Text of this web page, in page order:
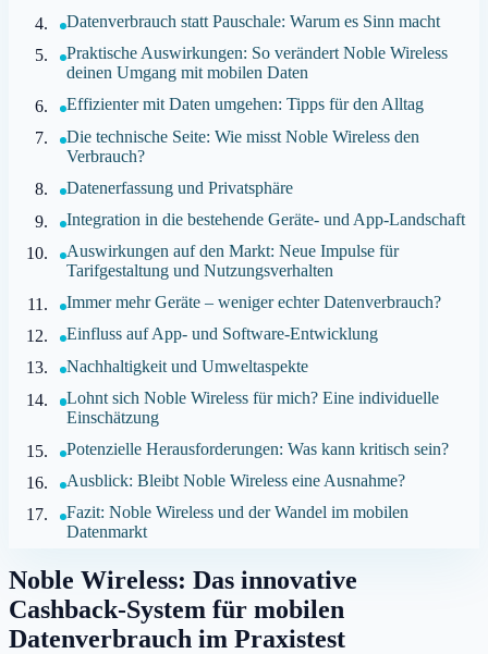
Datenverbrauch statt Pauschale: Warum es Sinn macht
Praktische Auswirkungen: So verändert Noble Wireless
deinen Umgang mit mobilen Daten
Effizienter mit Daten umgehen: Tipps für den Alltag
Die technische Seite: Wie misst Noble Wireless den
Verbrauch?
Datenerfassung und Privatsphäre
Integration in die bestehende Geräte- und App-Landschaft
Auswirkungen auf den Markt: Neue Impulse für
Tarifgestaltung und Nutzungsverhalten
Immer mehr Geräte – weniger echter Datenverbrauch?
Einfluss auf App- und Software-Entwicklung
Nachhaltigkeit und Umweltaspekte
Lohnt sich Noble Wireless für mich? Eine individuelle
Einschätzung
Potenzielle Herausforderungen: Was kann kritisch sein?
Ausblick: Bleibt Noble Wireless eine Ausnahme?
Fazit: Noble Wireless und der Wandel im mobilen
Datenmarkt
Noble Wireless: Das innovative
Cashback-System für mobilen
Datenverbrauch im Praxistest